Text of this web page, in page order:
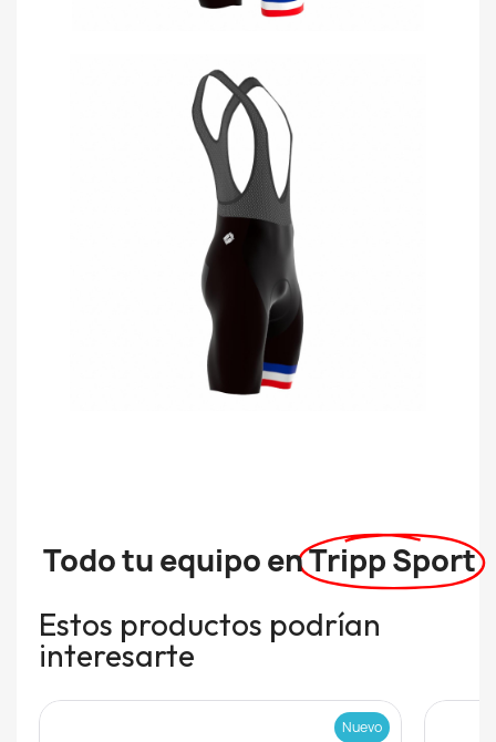
Todo tu equipo enTripp Sport
Estos productos podrían
interesarte
Nuevo